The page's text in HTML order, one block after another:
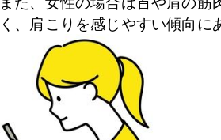
く、肩こりを感じやすい傾向に